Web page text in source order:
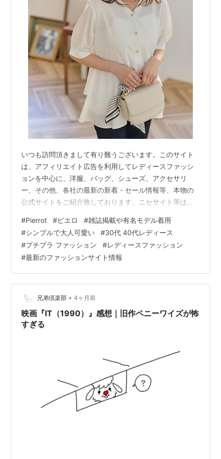
いつも訪問頂きまして有り難うございます。このサイト
は、アフィリエイト広告を利用してレディースファッシ
ョンを中心に、洋服、バッグ、シューズ、アクセサリ
ー、その他、各社の最新の新着・セール情報等、本物の
公式サイトをご紹介致しております。ニセサイト等は一
い。皆様のファッションにお役に立てば嬉しいです。ま
た、閲覧中にお気に入りの商品が有れば、その場でお買
い求めることも出来ますので、どうぞご利用ください。
人気レディースファッション通販 Pierrot(ピエロ)安くて
可愛いトレンドファッションが叶う大人に人気のレディ
ースファッション通販ピエロ（Pierro…
#Pierrot #ピエロ #雑誌掲載や有名モデル着用
#シンプルで大人可愛い #30代 40代レディース
#プチプラ ファッション #レディースファッション
#最新のファッションサイト情報
兄弟倶楽部 • 4ヶ月前
映画『IT（1990）』感想｜旧作ペニーワイズが怖
すぎる